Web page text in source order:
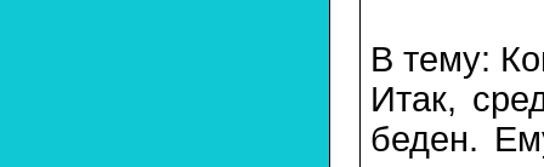
В тему:
Итак,
беден.